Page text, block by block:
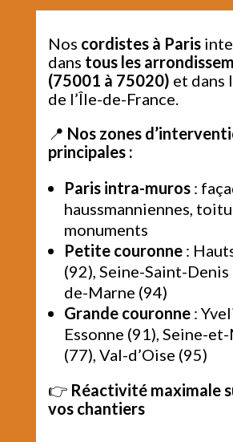
Nos cordistes à Paris
dans tous les
(75001 à 75020) et dans
de l’Île-de-France.
📍 Nos zones
principales :
Paris intra-muros:
haussmanniennes,
monuments
Petite couronne:
(92), Seine-Saint-Denis
de-Marne (94)
Grande couronne:
Essonne (91), Seine-
(77), Val-d’Oise (95)
👉 Réactivité maximale
vos chantiers